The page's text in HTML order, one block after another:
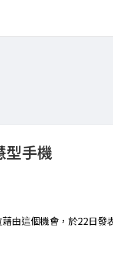
型手機
由這個機會，於22日發